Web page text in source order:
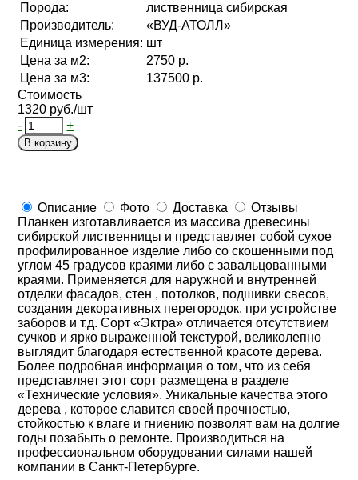
Порода:
лиственница сибирская
Производитель:
«ВУД-АТОЛЛ»
Единица измерения: шт
Цена за м2:
2750 р.
Цена за м3:
137500 р.
Стоимость
1320 руб./шт
-
+
В корзину
Описание Фото Доставка
Отзывы
Планкен изготавливается из массива древесины
сибирской лиственницы и представляет собой сухое
профилированное изделие либо со скошенными под
углом 45 градусов краями либо с завальцованными
краями. Применяется для наружной и внутренней
отделки фасадов, стен , потолков, подшивки свесов,
создания декоративных перегородок, при устройстве
заборов и т.д. Сорт «Эктра» отличается отсутствием
сучков и ярко выраженной текстурой, великолепно
выглядит благодаря естественной красоте дерева.
Более подробная информация о том, что из себя
представляет этот сорт размещена в разделе
«Технические условия». Уникальные качества этого
дерева , которое славится своей прочностью,
стойкостью к влаге и гниению позволят вам на долгие
годы позабыть о ремонте. Производиться на
профессиональном оборудовании силами нашей
компании в Санкт-Петербурге.